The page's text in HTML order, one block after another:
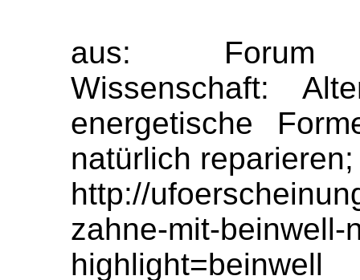
aus: Forum
Wissenschaft:
energetische
natürlich
http://
zahne-mit-beinwell-
highlight=beinwell